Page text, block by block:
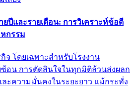
ยปีและรายเดือน: การวิเคราะห์ข้อดี
กรรม
จ โดยเฉพาะสำหรับโรงงาน
อน การตัดสินใจในทุกมิติล้วนส่งผลก
ะความมั่นคงในระยะยาว แม้กระทั่ง